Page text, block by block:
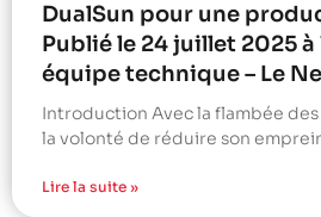
DualSun pour une
Publié le 24 juillet 2025
équipe technique – Le
Introduction Avec la flambée
la volonté de réduire son
Lire la suite »